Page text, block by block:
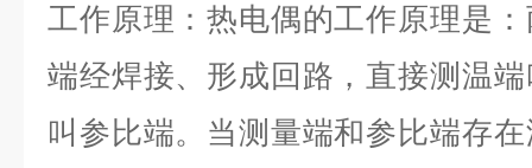
工作原理：热电偶的工作原理是
端经焊接、形成回路，直接测温
叫参比端。当测量端和参比端存